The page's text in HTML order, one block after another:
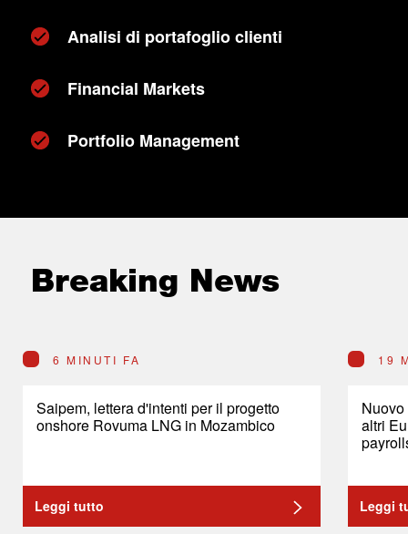
Analisi di portafoglio clienti
Financial Markets
Portfolio Management
Breaking News
6 MINUTI FA
Saipem, lettera d'intenti per il progetto
onshore Rovuma LNG in Mozambico
Leggi tutto
19
altri
Leggi